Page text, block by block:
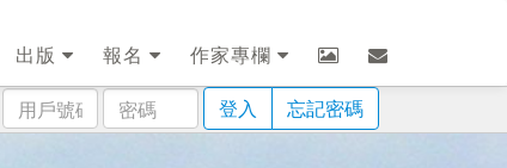
出版 報名
作家專欄
用
戶
密
碼
登入 忘記密碼